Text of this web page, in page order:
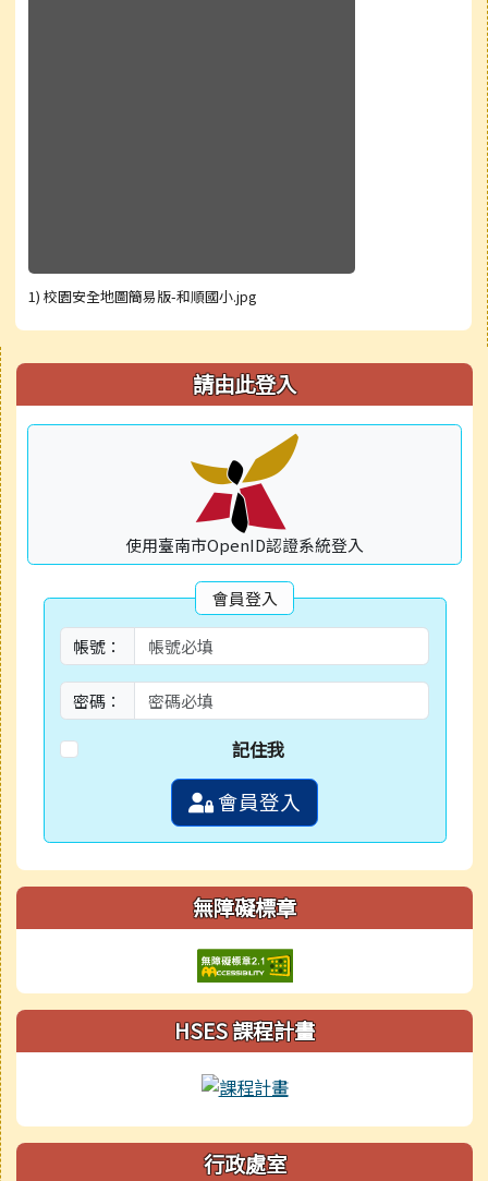
1) 校園安全地圖簡易版-和順國小.jpg
右邊區域內容 請由此登入
使用臺南市OpenID認證系統登入
會員登入
帳號：
密碼：
記住我
會員登入
無障礙標章
HSES 課程計畫
行政處室